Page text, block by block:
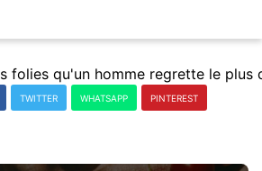
TWITTER WHATSAPP PINTEREST